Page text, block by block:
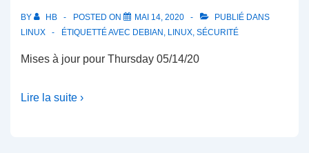
BY HB POSTED ON MAI 14, 2020
PUBLIÉ DANS
LINUX
ÉTIQUETTÉ AVEC DEBIAN , LINUX, SÉCURITÉ
Mises à jour pour Thursday 05/14/20
Lire la suite ›